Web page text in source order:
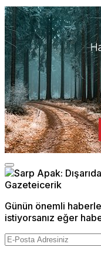
Günün önemli
istiyorsanız eğer